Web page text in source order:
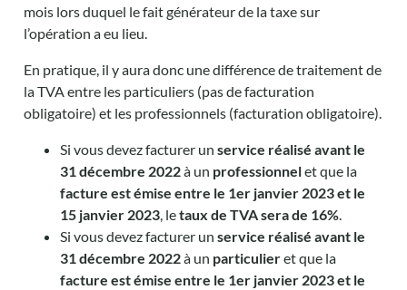
mois lors duquel le fait générateur de la taxe sur
l’opération a eu lieu.
En pratique, il y aura donc une différence de traitement de
la TVA entre les particuliers (pas de facturation
obligatoire) et les professionnels (facturation obligatoire).
Si vous devez facturer unservice réalisé avant le
31 décembre 2022à un professionnelet que la
facture est émise entre le 1er janvier 2023 et le
15 janvier 2023, letaux de TVA sera de 16%.
Si vous devez facturer unservice réalisé avant le
31 décembre 2022à un particulieret que la
facture est émise entre le 1er janvier 2023 et le